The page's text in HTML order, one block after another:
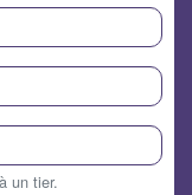
un tier.